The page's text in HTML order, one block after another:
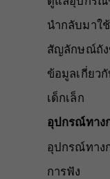
นำกลับมาใ
สัญลักษณ์ถัง
ข้อมูลเกี่ยว
เด็กเล็ก
อุปกรณ์ทาง
อุปกรณ์ทาง
การฟัง